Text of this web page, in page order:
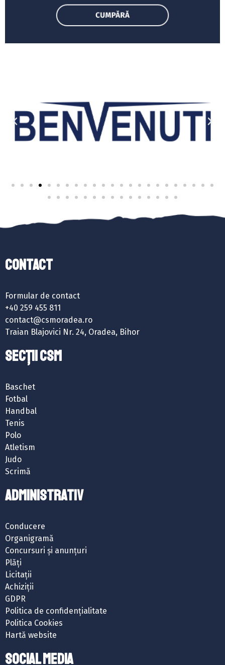
Contact
Formular de contact
+40 259 455 811
contact@csmoradea.ro
Traian Blajovici Nr. 24, Oradea, Bihor
SECȚII CSM
Baschet
Fotbal
Handbal
Tenis
Polo
Atletism
Judo
Scrimă
ADMINISTRATIV
Conducere
Organigramă
Concursuri și anunțuri
Plăți
Licitații
Achiziții
GDPR
Politica de confidențialitate
Politica Cookies
Hartă website
SOCIAL MEDIA